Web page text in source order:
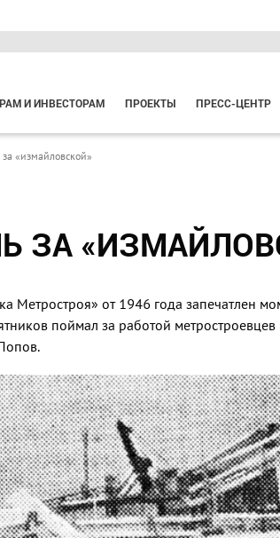
И ИНВЕСТОРАМ ПРОЕКТЫ ПРЕСС-ЦЕНТР
«измайловской»
ЗА
от 1946 года запечатлен
поймал за работой